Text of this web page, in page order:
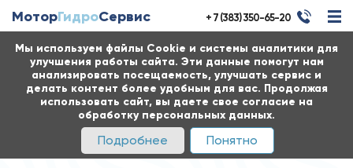
Мы используем файлы Cookie и системы аналитики для
улучшения работы сайта. Эти данные помогут нам
анализировать посещаемость, улучшать сервис и
делать контент более удобным для вас. Продолжая
использовать сайт, вы даете свое согласие на
обработку персональных данных.
Подробнее Понятно
МоторГидроСервис + 7 (383) 350-65-20